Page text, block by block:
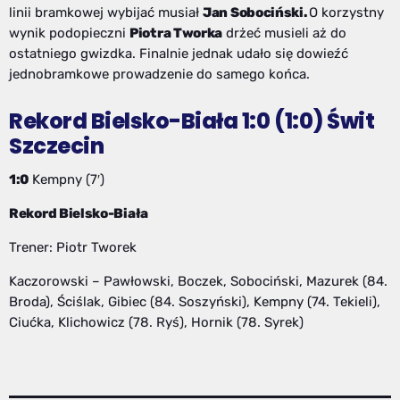
linii bramkowej wybijać musiał Jan Sobociński.O korzystny
wynik podopieczni Piotra Tworka drżeć musieli aż do
ostatniego gwizdka. Finalnie jednak udało się dowieźć
jednobramkowe prowadzenie do samego końca.
Rekord Bielsko-Biała 1:0 (1:0) Świt
Szczecin
1:0 Kempny (7′)
Rekord Bielsko-Biała
Trener: Piotr Tworek
Kaczorowski – Pawłowski, Boczek, Sobociński, Mazurek (84.
Broda), Ściślak, Gibiec (84. Soszyński), Kempny (74. Tekieli),
Ciućka, Klichowicz (78. Ryś), Hornik (78. Syrek)